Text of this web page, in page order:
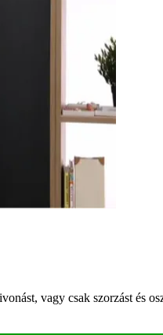
vagy csak szorzást és